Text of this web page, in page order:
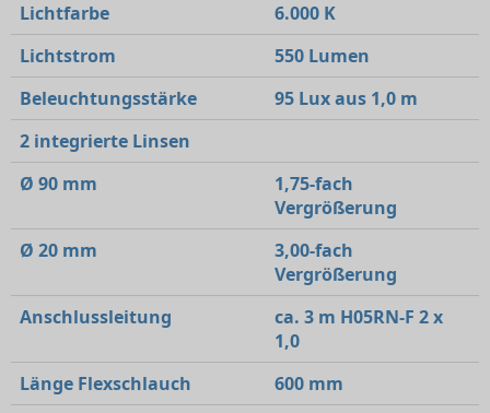
Lichtfarbe
6.000 K
Lichtstrom
550 Lumen
Beleuchtungsstärke
95 Lux aus 1,0 m
2 integrierte Linsen
Ø 90 mm
1,75-fach
Vergrößerung
Ø 20 mm
3,00-fach
Vergrößerung
Anschlussleitung
ca. 3 m H05RN-F 2 x
1,0
Länge Flexschlauch
600 mm